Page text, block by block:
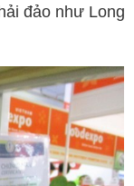
đảo như Long